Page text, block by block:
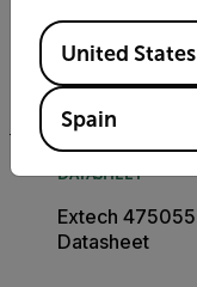
475055
DATASHEET
Extech 475055
Datasheet
Available Locations
United States
Spain